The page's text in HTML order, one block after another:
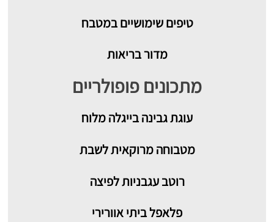
טיפים שימושיים במטבח
מדור בריאות
מתכונים פופולריים
עוגת גבינה בייגלה מלוח
מטבוחה מרוקאית לשבת
רוטב עגבניות לפיצה
פלאפל ביתי אוורירי